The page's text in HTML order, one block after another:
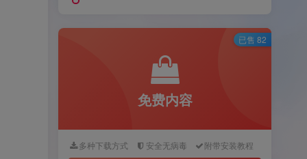
免费内容
多种下载方式 安全无病毒 附带安装教程
已售 82